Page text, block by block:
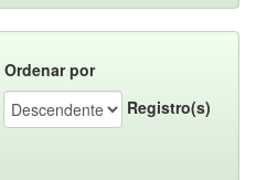
Ordenar por
Registro(s)